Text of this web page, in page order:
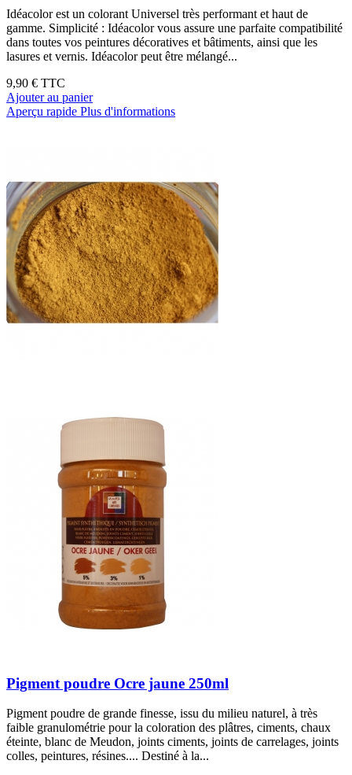
Idéacolor est un colorant Universel très performant et haut de
gamme. Simplicité : Idéacolor vous assure une parfaite compatibilité
dans toutes vos peintures décoratives et bâtiments, ainsi que les
lasures et vernis. Idéacolor peut être mélangé...
9,90 € TTC
Ajouter au panier
Aperçu rapide Plus d'informations
Pigment poudre Ocre jaune 250ml
Pigment poudre de grande finesse, issu du milieu naturel, à très
faible granulométrie pour la coloration des plâtres, ciments, chaux
éteinte, blanc de Meudon, joints ciments, joints de carrelages, joints
colles, peintures, résines.... Destiné à la...